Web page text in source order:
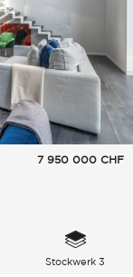
7 950 000 CHF
Stockwerk 3